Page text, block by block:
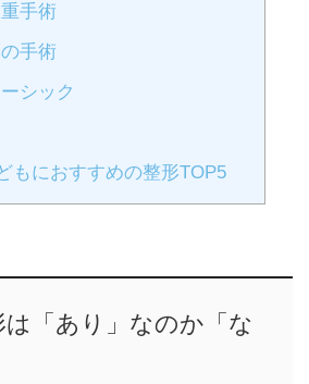
手術
手術
シック
もにおすすめの整形TOP5
「あり」なのか「な